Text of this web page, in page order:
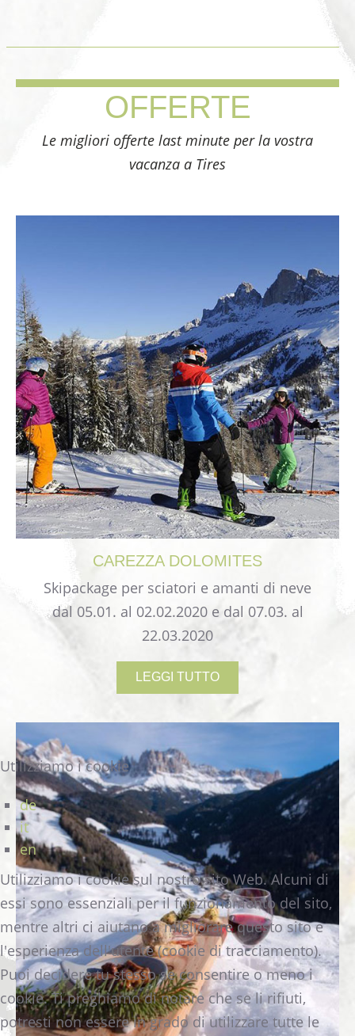
OFFERTE
Le migliori offerte last minute per la vostra
vacanza a Tires
CAREZZA DOLOMITES
Skipackage per sciatori e amanti di neve
dal 05.01. al 02.02.2020 e dal 07.03. al
22.03.2020
LEGGI TUTTO
Utilizziamo i cookie
de
it
en
Utilizziamo i cookie sul nostro sito Web. Alcuni di
essi sono essenziali per il funzionamento del sito,
mentre altri ci aiutano a migliorare questo sito e
l'esperienza dell'utente (cookie di tracciamento).
Puoi decidere tu stesso se consentire o meno i
cookie. Ti preghiamo di notare che se li rifiuti,
potresti non essere in grado di utilizzare tutte le